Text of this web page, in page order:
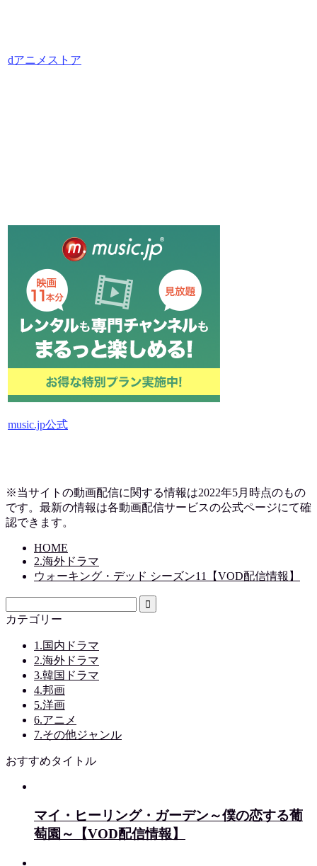
dアニメストア
music.jp公式
※当サイトの動画配信に関する情報は2022年5月時点のもの
です。最新の情報は各動画配信サービスの公式ページにて確
認できます。
HOME
2.海外ドラマ
ウォーキング・デッド シーズン11【VOD配信情報】
カテゴリー
1.国内ドラマ
2.海外ドラマ
3.韓国ドラマ
4.邦画
5.洋画
6.アニメ
7.その他ジャンル
おすすめタイトル
マイ・ヒーリング・ガーデン～僕の恋する葡
萄園～【VOD配信情報】